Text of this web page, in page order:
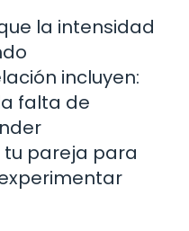
la intensidad
incluyen:
falta de
pareja para